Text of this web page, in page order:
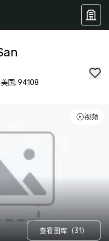
国, 94108
视频
查看图库（31）